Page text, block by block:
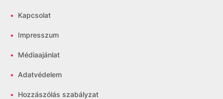
• Kapcsolat
• Impresszum
• Médiaajánlat
• Adatvédelem
• Hozzászólás szabályzat